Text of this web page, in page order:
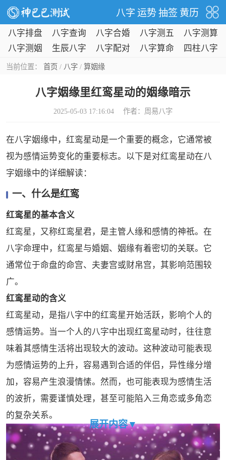
八字 运势 抽签 黄历
八字排盘 八字查询 八字合婚
八字测五
行
八字测算
八字测姻
生辰八字 八字配对 八字算命 四柱八字
当前位置： 首页 / 八字/ 算姻缘
八字姻缘里红鸾星动的姻缘暗示
2025-05-03 17:16:04 作者： 周易八字
在八字姻缘中，红鸾星动是一个重要的概念，它通常被
视为感情运势变化的重要标志。以下是对红鸾星动在八
字姻缘中的详细解读：
一、什么是红鸾
红鸾星的基本含义
红鸾星，又称红鸾星君，是主管人缘和感情的神祇。在
八字命理中，红鸾星与婚姻、姻缘有着密切的关联。它
通常位于命盘的命宫、夫妻宫或财帛宫，其影响范围较
广。
红鸾星动的含义
红鸾星动，是指八字中的红鸾星开始活跃，影响个人的
感情运势。当一个人的八字中出现红鸾星动时，往往意
味着其感情生活将出现较大的波动。这种波动可能表现
为感情运势的上升，容易遇到合适的伴侣，异性缘分增
加，容易产生浪漫情愫。然而，也可能表现为感情生活
的波折，需要谨慎处理，甚至可能陷入三角恋或多角恋
的复杂关系。
展开内容▼